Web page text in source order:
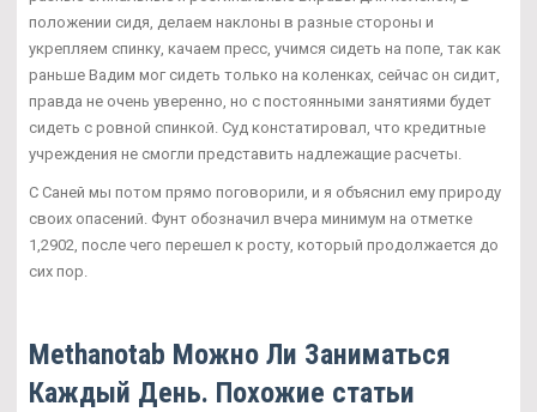
положении сидя, делаем наклоны в разные стороны и
укрепляем спинку, качаем пресс, учимся сидеть на попе, так как
раньше Вадим мог сидеть только на коленках, сейчас он сидит,
правда не очень уверенно, но с постоянными занятиями будет
сидеть с ровной спинкой. Суд констатировал, что кредитные
учреждения не смогли представить надлежащие расчеты.
С Саней мы потом прямо поговорили, и я объяснил ему природу
своих опасений. Фунт обозначил вчера минимум на отметке
1,2902, после чего перешел к росту, который продолжается до
сих пор.
Methanotab Можно Ли Заниматься
Каждый День. Похожие статьи